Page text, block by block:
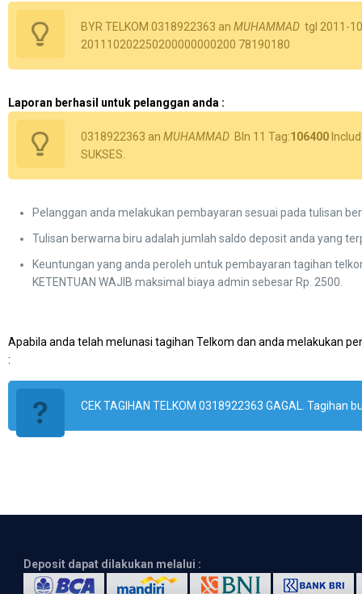
BYR TELKOM 0318922363 an MUHAMMAD tgl 2011-
201110202250200000000200 78190180
Laporan berhasil untuk pelanggan anda :
0318922363 an MUHAMMAD Bln 11 Tag:106400
SUKSES.
Pelanggan anda melakukan pembayaran sesuai pada tulisan
Tulisan berwarna biru adalah jumlah saldo deposit anda yang
Keuntungan yang anda peroleh untuk pembayaran tagihan
KETENTUAN WAJIB maksimal biaya admin sebesar Rp. 2500.
Apabila anda telah melunasi tagihan Telkom dan anda melakukan
:
CEK TAGIHAN TELKOM 0318922363 GAGAL. Tagihan
Deposit dapat dilakukan melalui :